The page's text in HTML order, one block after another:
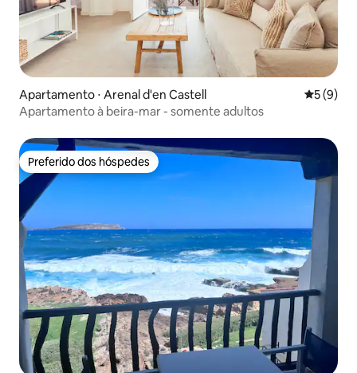
Apartamento ⋅ Arenal d'en Castell 5 de
5 (9)
Apartamento à beira-mar - somente adultos
Preferido dos hóspedes
Preferido dos hóspedes